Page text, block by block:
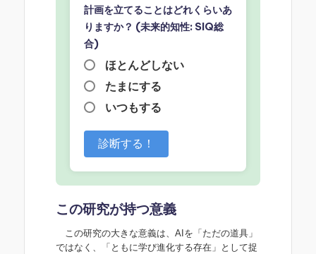
計画を立てることはどれくらいあ
りますか？ (未来的知性: SIQ総
合)
ほとんどしない
たまにする
いつもする
診断する！
この研究が持つ意義
この研究の大きな意義は、AIを「ただの道具」
ではなく、「ともに学び進化する存在」として捉